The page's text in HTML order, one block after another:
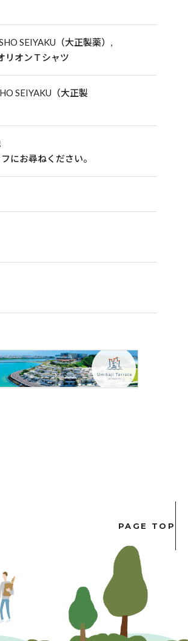
SEIYAKU（大正製薬）,
リオンＴシャツ
SEIYAKU（大正製
にお尋ねください。
PAGE TOP